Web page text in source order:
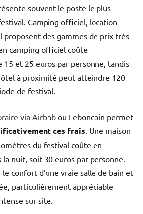
souvent le poste le plus
Camping officiel, location
proposent des gammes de prix très
camping officiel coûte
et 25 euros par personne, tandis
à proximité peut atteindre 120
de festival.
via Airbnb ou Leboncoin permet
ces frais . Une maison
du festival coûte en
nuit, soit 30 euros par personne.
confort d’une vraie salle de bain et
particulièrement appréciable
sur site.